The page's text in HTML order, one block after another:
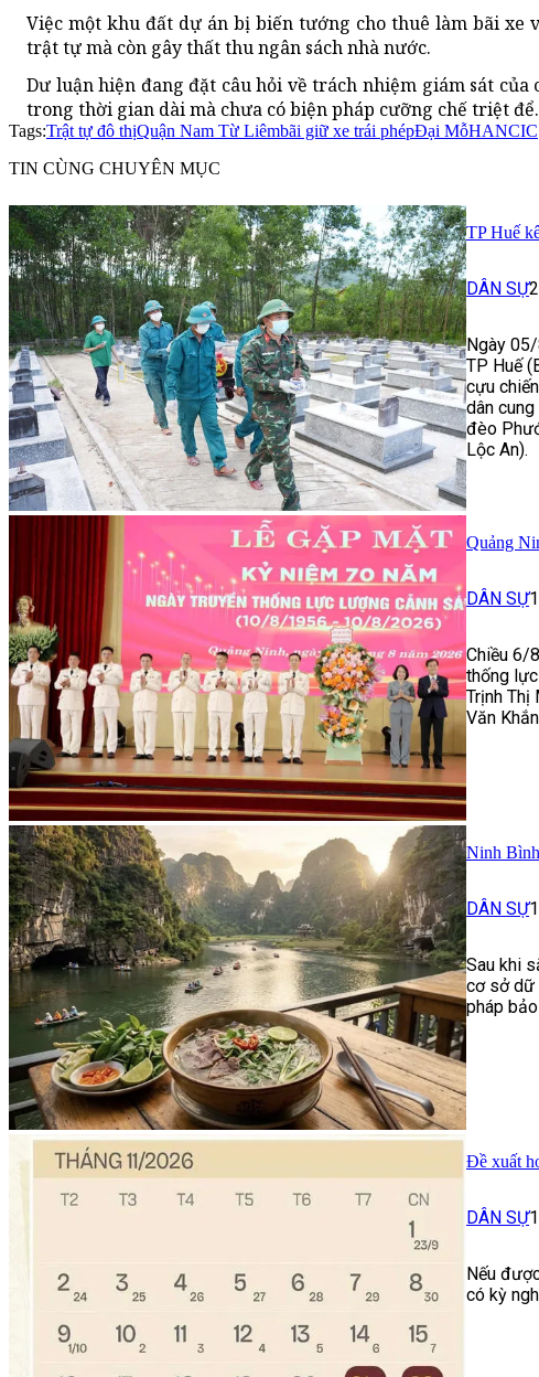
Việc một khu đất dự án bị biến tướng cho thuê làm bãi xe
trật tự mà còn gây thất thu ngân sách nhà nước.
Dư luận hiện đang đặt câu hỏi về trách nhiệm giám sát
trong thời gian dài mà chưa có biện pháp cưỡng chế triệt để.
Tags:Trật tự đô thịQuận Nam Từ Liêmbãi giữ xe trái phépĐại MỗHANCIC
TIN CÙNG CHUYÊN MỤC
TP Huế
DÂN SỰ
Ngày
TP Huế
cựu
dân
đèo
Lộc An).
Quảng
DÂN SỰ
Chiều 6/
thống
Trịnh Thị
Văn
Ninh
DÂN SỰ
Sau khi
cơ sở dữ
pháp
Đề xuất
DÂN SỰ
Nếu
có kỳ